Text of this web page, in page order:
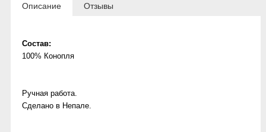
Описание Отзывы
Состав:
100% Конопля
Ручная работа.
Сделано в Непале.